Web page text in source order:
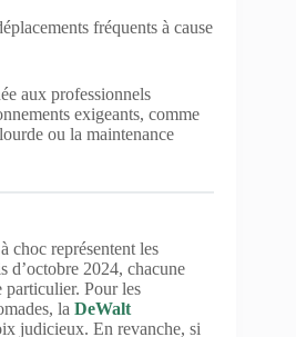
fréquents à cause
aux professionnels
exigeants, comme
ou la maintenance
choc représentent les
d’octobre 2024, chacune
particulier. Pour les
la DeWalt
judicieux. En revanche, si